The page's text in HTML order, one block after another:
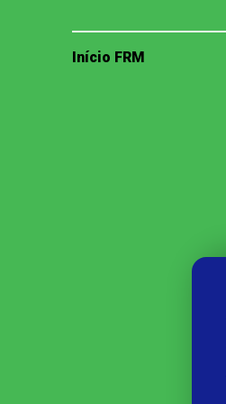
Início FRM